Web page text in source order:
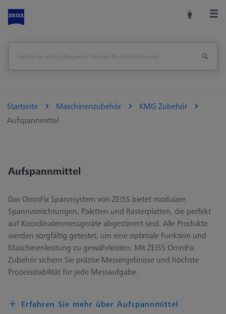
Startseite Maschinenzubehör
KMG Zubehör
Aufspannmittel
Aufspannmittel
Das OmniFix Spannsystem von ZEISS bietet modulare
Spannvorrichtungen, Paletten und Rasterplatten, die perfekt
auf Koordinatenmessgeräte abgestimmt sind. Alle Produkte
werden sorgfältig getestet, um eine optimale Funktion und
Maschinenleistung zu gewährleisten. Mit ZEISS OmniFix
Zubehör sichern Sie präzise Messergebnisse und höchste
Prozessstabilität für jede Messaufgabe.
Erfahren Sie mehr über Aufspannmittel